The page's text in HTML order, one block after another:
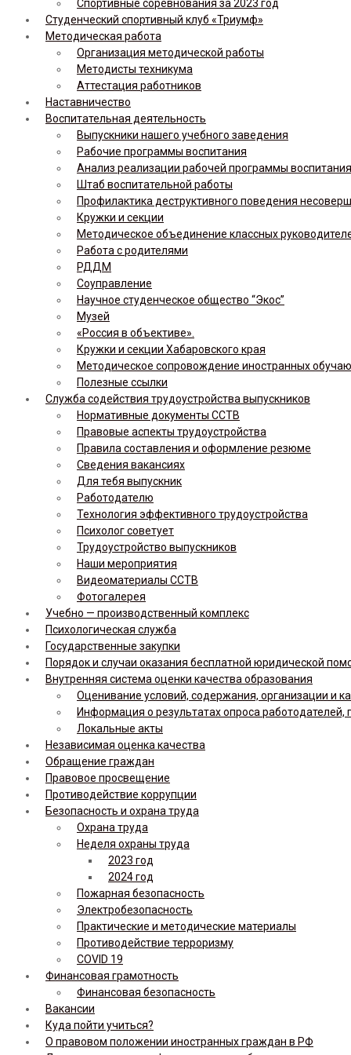
Спортивные соревнования за 2023 год
Студенческий спортивный клуб «Триумф»
Методическая работа
Организация методической работы
Методисты техникума
Аттестация работников
Наставничество
Воспитательная деятельность
Выпускники нашего учебного заведения
Рабочие программы воспитания
Анализ реализации рабочей программы
Штаб воспитательной работы
Профилактика деструктивного поведения
Кружки и секции
Методическое объединение классных
Работа с родителями
РДДМ
Соуправление
Научное студенческое общество “Экос”
Музей
«Россия в объективе».
Кружки и секции Хабаровского края
Методическое сопровождение иностранных
Полезные ссылки
Служба содействия трудоустройства выпускников
Нормативные документы ССТВ
Правовые аспекты трудоустройства
Правила составления и оформление резюме
Сведения вакансиях
Для тебя выпускник
Работодателю
Технология эффективного трудоустройства
Психолог советует
Трудоустройство выпускников
Наши мероприятия
Видеоматериалы ССТВ
Фотогалерея
Учебно — производственный комплекс
Психологическая служба
Государственные закупки
Порядок и случаи оказания бесплатной юридической
Внутренняя система оценки качества образования
Оценивание условий, содержания, организации и
Информация о результатах опроса
Локальные акты
Независимая оценка качества
Обращение граждан
Правовое просвещение
Противодействие коррупции
Безопасность и охрана труда
Охрана труда
Неделя охраны труда
2023 год
2024 год
Пожарная безопасность
Электробезопасность
Практические и методические материалы
Противодействие терроризму
COVID 19
Финансовая грамотность
Финансовая безопасность
Вакансии
Куда пойти учиться?
О правовом положении иностранных граждан в РФ